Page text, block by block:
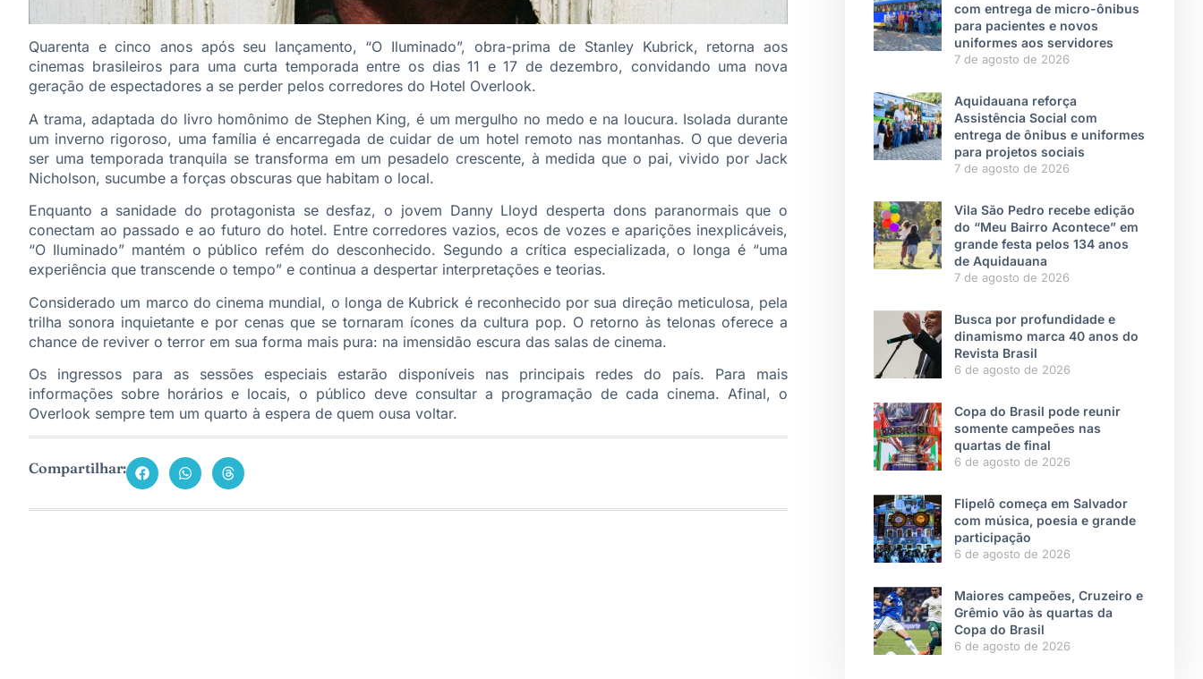
Quarenta e cinco anos após seu lançamento, “O Iluminado”, obra-prima de Stanley Kubrick, retorna aos
cinemas brasileiros para uma curta temporada entre os dias 11 e 17 de dezembro, convidando uma nova
geração de espectadores a se perder pelos corredores do Hotel Overlook.
A trama, adaptada do livro homônimo de Stephen King, é um mergulho no medo e na loucura. Isolada durante
um inverno rigoroso, uma família é encarregada de cuidar de um hotel remoto nas montanhas. O que deveria
ser uma temporada tranquila se transforma em um pesadelo crescente, à medida que o pai, vivido por Jack
Nicholson, sucumbe a forças obscuras que habitam o local.
Enquanto a sanidade do protagonista se desfaz, o jovem Danny Lloyd desperta dons paranormais que o
conectam ao passado e ao futuro do hotel. Entre corredores vazios, ecos de vozes e aparições inexplicáveis,
“O Iluminado” mantém o público refém do desconhecido. Segundo a crítica especializada, o longa é “uma
experiência que transcende o tempo” e continua a despertar interpretações e teorias.
Considerado um marco do cinema mundial, o longa de Kubrick é reconhecido por sua direção meticulosa, pela
trilha sonora inquietante e por cenas que se tornaram ícones da cultura pop. O retorno às telonas oferece a
chance de reviver o terror em sua forma mais pura: na imensidão escura das salas de cinema.
Os ingressos para as sessões especiais estarão disponíveis nas principais redes do país. Para mais
informações sobre horários e locais, o público deve consultar a programação de cada cinema. Afinal, o
Overlook sempre tem um quarto à espera de quem ousa voltar.
Compartilhar:
com entrega de micro-ônibus
para pacientes e novos
uniformes aos servidores
7 de agosto de 2026
Aquidauana reforça
Assistência Social com
entrega de ônibus e uniformes
para projetos sociais
7 de agosto de 2026
Vila São Pedro recebe edição
do “Meu Bairro Acontece” em
grande festa pelos 134 anos
de Aquidauana
7 de agosto de 2026
Busca por profundidade e
dinamismo marca 40 anos do
Revista Brasil
6 de agosto de 2026
Copa do Brasil pode reunir
somente campeões nas
quartas de final
6 de agosto de 2026
Flipelô começa em Salvador
com música, poesia e grande
participação
6 de agosto de 2026
Maiores campeões, Cruzeiro e
Grêmio vão às quartas da
Copa do Brasil
6 de agosto de 2026